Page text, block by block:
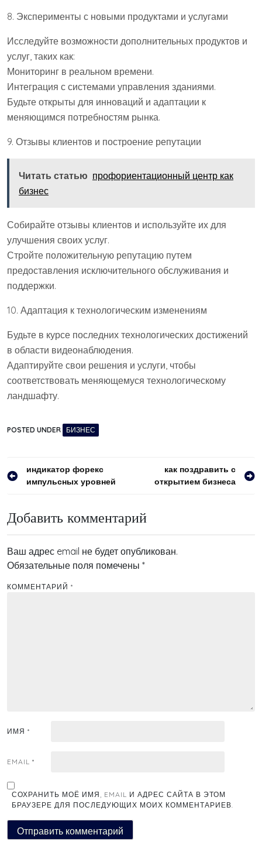
8. Эксперименты с новыми продуктами и услугами
Исследуйте возможности дополнительных продуктов и
услуг, таких как:
Мониторинг в реальном времени.
Интеграция с системами управления зданиями.
Будьте открыты для инноваций и адаптации к
меняющимся потребностям рынка.
9. Отзывы клиентов и построение репутации
Читать статью профориентационный центр как
бизнес
Собирайте отзывы клиентов и используйте их для
улучшения своих услуг.
Стройте положительную репутацию путем
предоставления исключительного обслуживания и
поддержки.
10. Адаптация к технологическим изменениям
Будьте в курсе последних технологических достижений
в области видеонаблюдения.
Адаптируйте свои решения и услуги, чтобы
соответствовать меняющемуся технологическому
ландшафту.
POSTED UNDER БИЗНЕС
Навигация
индикатор форекс
импульсных уровней
как поздравить с
открытием бизнеса
Добавить комментарий
Ваш адрес email не будет опубликован.
Обязательные поля помечены *
КОММЕНТАРИЙ *
ИМЯ *
EMAIL *
СОХРАНИТЬ МОЁ ИМЯ, EMAIL И АДРЕС САЙТА В ЭТОМ
БРАУЗЕРЕ ДЛЯ ПОСЛЕДУЮЩИХ МОИХ КОММЕНТАРИЕВ.